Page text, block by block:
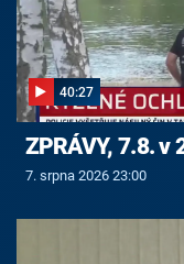
40:27
ZPRÁVY, 7.8. v
7. srpna 2026 23:00